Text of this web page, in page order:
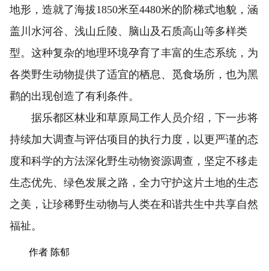
地形，造就了海拔1850米至4480米的阶梯式地貌，涵
盖川水河谷、浅山丘陵、脑山及石质高山等多样类
型。这种复杂的地理环境孕育了丰富的生态系统，为
各类野生动物提供了适宜的栖息、觅食场所，也为黑
鹳的出现创造了有利条件。
据乐都区林业和草原局工作人员介绍，下一步将
持续加大调查与评估项目的执行力度，以更严谨的态
度和科学的方法深化野生动物资源调查，坚定不移走
生态优先、绿色发展之路，全力守护这片土地的生态
之美，让珍稀野生动物与人类在和谐共生中共享自然
福祉。
作者 陈郁